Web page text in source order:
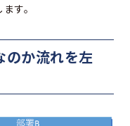
す。
のか流れを左